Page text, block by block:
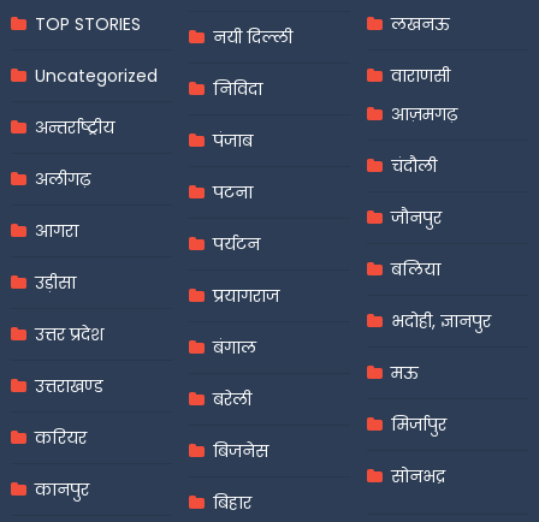
TOP STORIES
Uncategorized
अन्तर्राष्ट्रीय
अलीगढ़
आगरा
उड़ीसा
उत्तर प्रदेश
उत्तराखण्ड
करियर
कानपुर
नयी दिल्ली
निविदा
पंजाब
पटना
पर्यटन
प्रयागराज
बंगाल
बरेली
बिजनेस
बिहार
लखनऊ
वाराणसी
आज़मगढ़
चंदौली
जौनपुर
बलिया
भदोही, ज्ञानपुर
मऊ
मिर्जापुर
सोनभद्र